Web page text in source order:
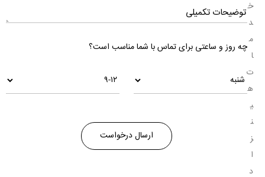
خ
د
م
ا
ت
ه
ی
ن
ز
ا
د
چه روز و ساعتی برای تماس با شما مناسب است؟